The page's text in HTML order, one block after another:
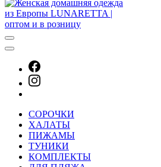
СОРОЧКИ
ХАЛАТЫ
ПИЖАМЫ
ТУНИКИ
КОМПЛЕКТЫ